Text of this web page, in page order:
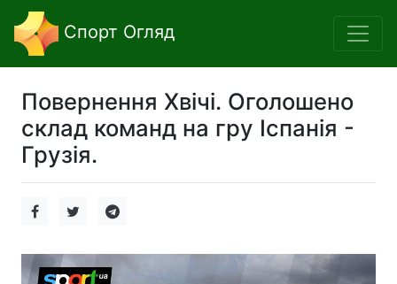
Спорт Огляд
Повернення Хвічі. Оголошено
склад команд на гру Іспанія -
Грузія.